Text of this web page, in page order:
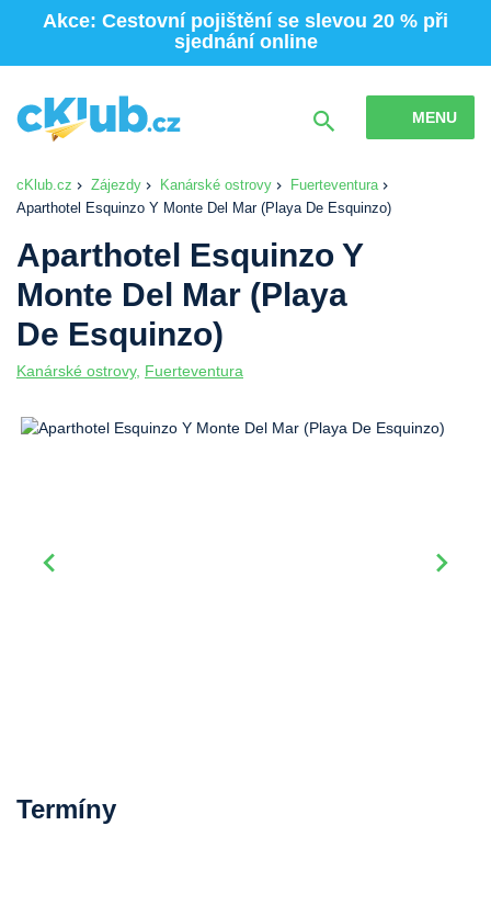
Akce: Cestovní pojištění se slevou 20 % při
sjednání online
MENU
cKlub.cz Zájezdy Kanárské ostrovy
Fuerteventura
Aparthotel Esquinzo Y Monte Del Mar (Playa De Esquinzo)
Aparthotel Esquinzo Y
Monte Del Mar (Playa
De Esquinzo)
Kanárské ostrovy, Fuerteventura
Termíny